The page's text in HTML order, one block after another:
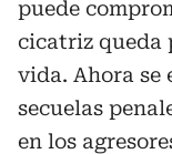
puede
cicatriz queda
vida. Ahora se
secuelas
en los